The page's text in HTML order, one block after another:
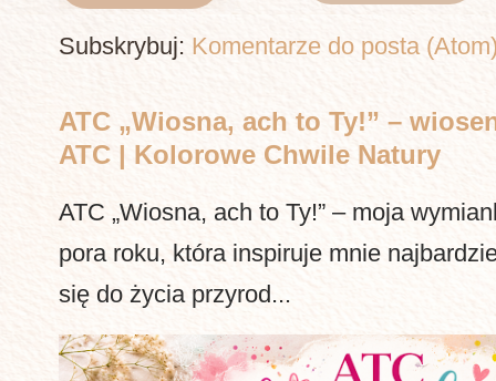
Subskrybuj: Komentarze do posta
ATC „Wiosna, ach to Ty!” –
ATC | Kolorowe Chwile Natury
ATC „Wiosna, ach to Ty!” – moja
pora roku, która inspiruje mnie
się do życia przyrod...